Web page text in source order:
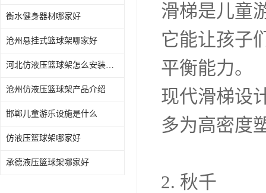
衡水健身器材哪家好
沧州悬挂式篮球架哪家好
河北仿液压篮球架怎么安装与维护
沧州仿液压篮球架产品介绍
邯郸儿童游乐设施是什么
仿液压篮球架哪家好
承德液压篮球架哪家好
滑梯是儿童
它能让孩子
平衡能力。
现代滑梯设
多为高密度
2. 秋千